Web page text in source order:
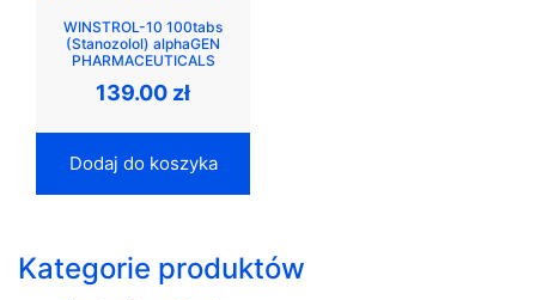
WINSTROL-10 100tabs
(Stanozolol) alphaGEN
PHARMACEUTICALS
139.00 zł
Dodaj do koszyka
Kategorie produktów